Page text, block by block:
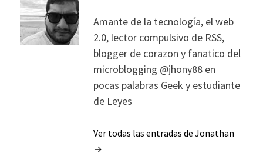
Amante de la tecnología, el web
2.0, lector compulsivo de RSS,
blogger de corazon y fanatico del
microblogging @jhony88 en
pocas palabras Geek y estudiante
de Leyes
Ver todas las entradas de Jonathan
→